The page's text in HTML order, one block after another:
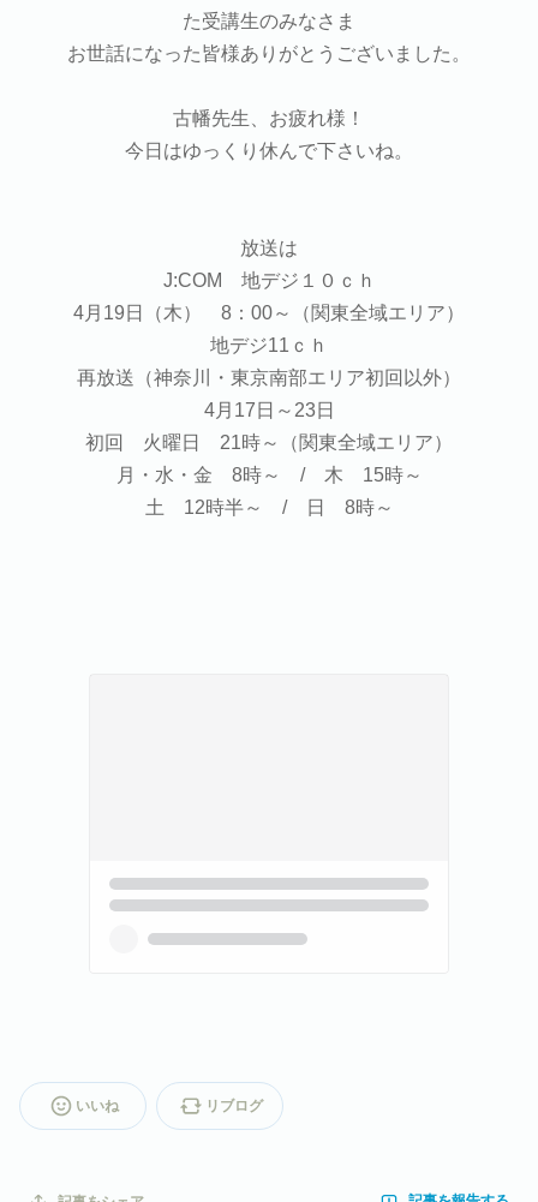
た受講生のみなさま
お世話になった皆様ありがとうございました。
古幡先生、お疲れ様！
今日はゆっくり休んで下さいね。
放送は
J:COM 地デジ１０ｃｈ
4月19日（木） 8：00～（関東全域エリア）
地デジ11ｃｈ
再放送（神奈川・東京南部エリア初回以外）
4月17日～23日
初回 火曜日 21時～（関東全域エリア）
月・水・金 8時～ / 木 15時～
土 12時半～ / 日 8時～
いいね リブログ